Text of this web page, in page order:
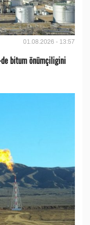
01.08.2026 - 13:57
de bitum önümçiligini